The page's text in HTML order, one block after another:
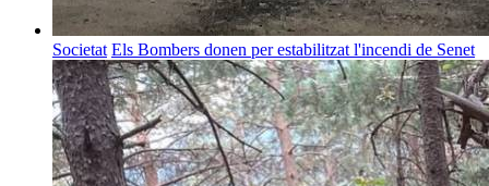
Societat Els Bombers donen per estabilitzat l'incendi de Senet